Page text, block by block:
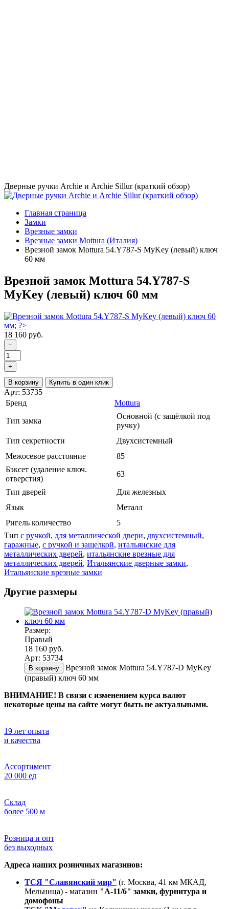
Дверные ручки Archie и Archie Sillur (краткий обзор)
Главная страница
Замки
Врезные замки
Врезные замки Mottura (Италия)
Врезной замок Mottura 54.Y787-S MyKey (левый) ключ
60 мм
Врезной замок Mottura 54.Y787-S
MyKey (левый) ключ 60 мм
18 160 руб.
−
+
В корзину Купить в один клик
Арт: 53735
Бренд
Mottura
Тип замка
Основной (с защёлкой под
ручку)
Тип секретности
Двухсистемный
Межосевое расстояние
85
Бэксет (удаление ключ.
отверстия)
63
Тип дверей
Для железных
Язык
Металл
Ригель количество
5
Тип с ручкой, для металлической двери, двухсистемный,
гаражные, с ручкой и защелкой, итальянские для
металлических дверей, итальянские врезные для
металлических дверей, Итальянские дверные замки,
Итальянские врезные замки
Другие размеры
Размер:
Правый
18 160 руб.
Арт: 53734
В корзину
Врезной замок Mottura 54.Y787-D MyKey
(правый) ключ 60 мм
ВНИМАНИЕ! В связи с изменением курса валют
некоторые цены на сайте могут быть не актуальными.
19 лет опыта
и качества
Ассортимент
20 000 ед
Склад
более 500 м
Розница и опт
без выходных
Адреса наших розничных магазинов:
ТСЯ "Славянский мир" (г. Москва, 41 км МКАД,
Мельница) - магазин "А-11/6" замки, фурнитура и
домофоны